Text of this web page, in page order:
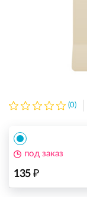
(0)
135 ₽
под заказ